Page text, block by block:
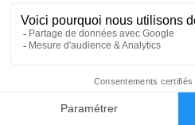
Faire-part
Salle Moderne de
crématorium de